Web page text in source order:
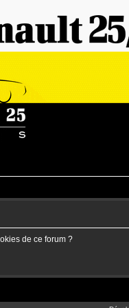
de ce forum ?